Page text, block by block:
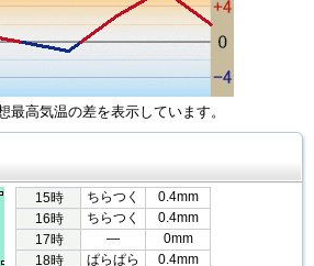
最高気温の差を表示しています。
15時 ちらつく
0.4mm
16時
ちらつく
0.4mm
17時
―
0mm
18時
ぱらぱら
0.4mm